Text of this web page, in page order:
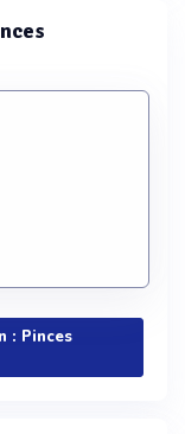
: Pinces